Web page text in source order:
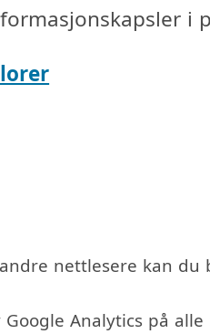
i
nettlesere kan du
Analytics på